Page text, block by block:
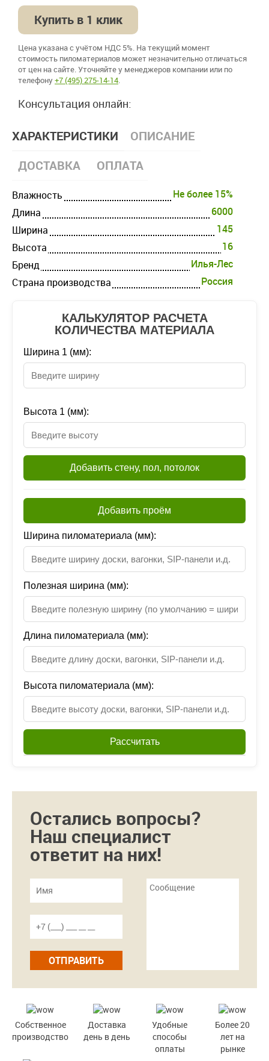
Купить в 1 клик
Цена указана с учётом НДС 5%. На текущий момент
стоимость пиломатериалов может незначительно отличаться
от цен на сайте. Уточняйте у менеджеров компании или по
телефону+7 (495) 275-14-14.
Консультация онлайн:
ХАРАКТЕРИСТИКИ
ОПИСАНИЕ
ДОСТАВКА
ОПЛАТА
Влажность
Не более 15%
Длина
6000
Ширина
145
Высота
16
Бренд
Илья-Лес
Страна производства
Россия
КАЛЬКУЛЯТОР РАСЧЕТА
КОЛИЧЕСТВА МАТЕРИАЛА
Ширина 1 (мм):
Высота 1 (мм):
Добавить стену, пол, потолок
Добавить проём
Ширина пиломатериала (мм):
Полезная ширина (мм):
Длина пиломатериала (мм):
Высота пиломатериала (мм):
Рассчитать
Остались вопросы?
Наш специалист
ответит на них!
ОТПРАВИТЬ
Собственное
производство
Доставка
день в день
Удобные
способы
оплаты
Более 20
лет на
рынке